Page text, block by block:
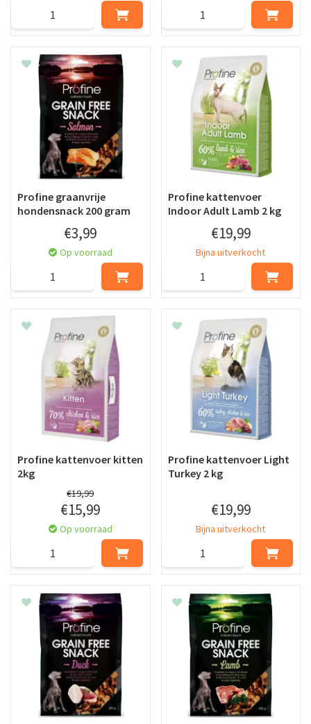
Profine graanvrije
hondensnack 200 gram
€3,99
Op voorraad
Profine kattenvoer
Indoor Adult Lamb 2 kg
€19,99
Bijna uitverkocht
Profine kattenvoer kitten
2kg
€19,99
€15,99
Op voorraad
Profine kattenvoer Light
Turkey 2 kg
€19,99
Bijna uitverkocht